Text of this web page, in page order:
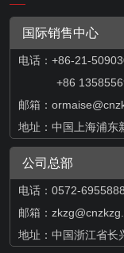
国际销售中心
电话：+86-21-
+86
邮箱：
地址：中国上海浦东
公司总部
电话：0572-6955888
邮箱：
地址：中国浙江省长